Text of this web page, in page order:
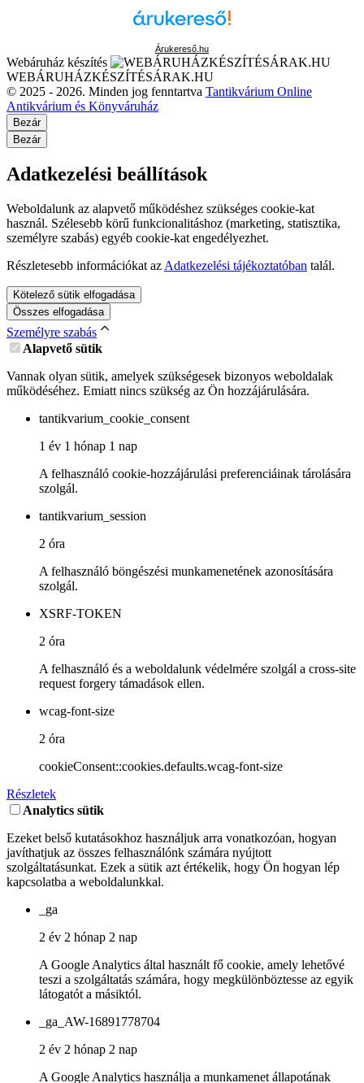
Árukereső.hu
Webáruház készítés
WEBÁRUHÁZKÉSZÍTÉSÁRAK.HU
© 2025 - 2026. Minden jog fenntartva Tantikvárium Online
Antikvárium és Könyváruház
Bezár
Bezár
Adatkezelési beállítások
Weboldalunk az alapvető működéshez szükséges cookie-kat
használ. Szélesebb körű funkcionalitáshoz (marketing, statisztika,
személyre szabás) egyéb cookie-kat engedélyezhet.
Részletesebb információkat az Adatkezelési tájékoztatóban talál.
Kötelező sütik elfogadása
Összes elfogadása
Személyre szabás
Alapvető sütik
Vannak olyan sütik, amelyek szükségesek bizonyos weboldalak
működéséhez. Emiatt nincs szükség az Ön hozzájárulására.
tantikvarium_cookie_consent
1 év 1 hónap 1 nap
A felhasználó cookie-hozzájárulási preferenciáinak tárolására
szolgál.
tantikvarium_session
2 óra
A felhasználó böngészési munkamenetének azonosítására
szolgál.
XSRF-TOKEN
2 óra
A felhasználó és a weboldalunk védelmére szolgál a cross-site
request forgery támadások ellen.
wcag-font-size
2 óra
cookieConsent::cookies.defaults.wcag-font-size
Részletek
Analytics sütik
Ezeket belső kutatásokhoz használjuk arra vonatkozóan, hogyan
javíthatjuk az összes felhasználónk számára nyújtott
szolgáltatásunkat. Ezek a sütik azt értékelik, hogy Ön hogyan lép
kapcsolatba a weboldalunkkal.
_ga
2 év 2 hónap 2 nap
A Google Analytics által használt fő cookie, amely lehetővé
teszi a szolgáltatás számára, hogy megkülönböztesse az egyik
látogatót a másiktól.
_ga_AW-16891778704
2 év 2 hónap 2 nap
A Google Analytics használja a munkamenet állapotának